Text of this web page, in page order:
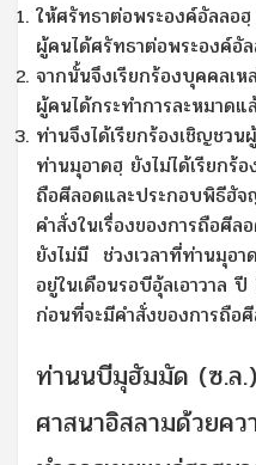
ให้ศรัทธาต่อพระองค์อัลลอ
ผู้คนได้ศรัทธาต่อพระองค์อั
จากนั้นจึงเรียกร้องบุคคลเ
ผู้คนได้กระทำการละหมาดแ
ท่านจึงได้เรียกร้องเชิญชว
ท่านมุอาดฮฺ ยังไม่ได้เรียกร้
ถือศีลอดและประกอบพิธีฮัจ
คำสั่งในเรื่องของการถือศี
ยังไม่มี ช่วงเวลาที่ท่านมุอา
อยู่ในเดือนรอบีอุ้ลเอาวาล
ก่อนที่จะมีคำสั่งของการถื
ท่านนบีมุฮัมมัด (ซ.ล
ศาสนาอิสลามด้วยค